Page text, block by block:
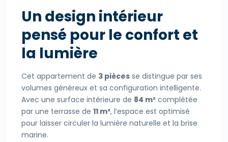
Un design intérieur
pensé pour le confort et
la lumière
Cet appartement de 3 pièces se distingue par ses
volumes généreux et sa configuration intelligente.
Avec une surface intérieure de 84 m² complétée
par une terrasse de 11 m², l’espace est optimisé
pour laisser circuler la lumière naturelle et la brise
marine.